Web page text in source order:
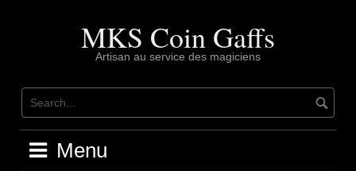
MKS Coin Gaffs
Artisan au service des magiciens
Menu